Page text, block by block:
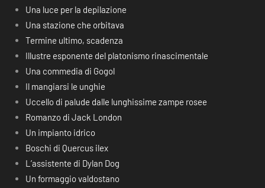
Una luce per la depilazione
Una stazione che orbitava
Termine ultimo, scadenza
Illustre esponente del platonismo rinascimentale
Una commedia di Gogol
Il mangiarsi le unghie
Uccello di palude dalle lunghissime zampe rosee
Romanzo di Jack London
Un impianto idrico
Boschi di Quercus ilex
L’assistente di Dylan Dog
Un formaggio valdostano